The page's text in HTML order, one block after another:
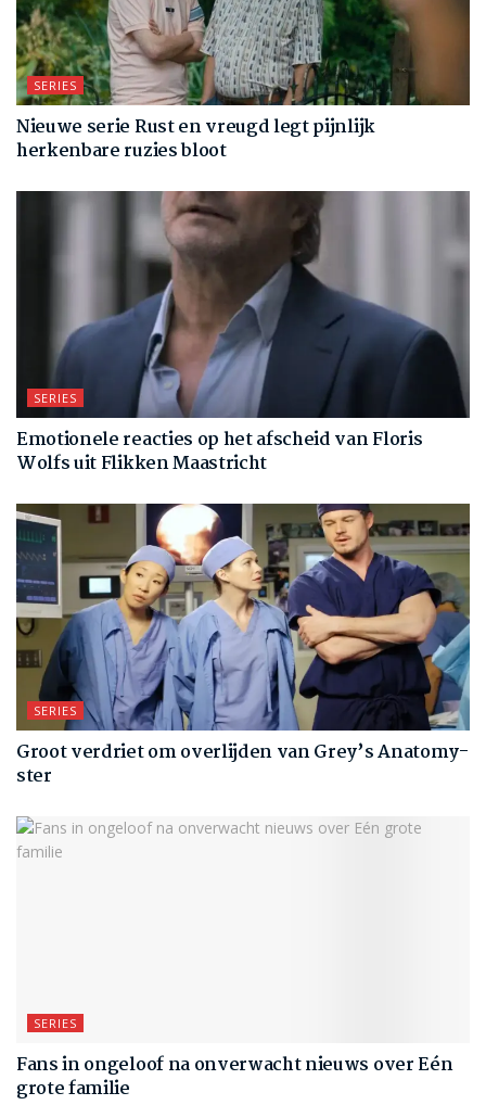
SERIES
Nieuwe serie Rust en vreugd legt pijnlijk
herkenbare ruzies bloot
SERIES
Emotionele reacties op het afscheid van Floris
Wolfs uit Flikken Maastricht
SERIES
Groot verdriet om overlijden van Grey’s Anatomy-
ster
SERIES
Fans in ongeloof na onverwacht nieuws over Eén
grote familie